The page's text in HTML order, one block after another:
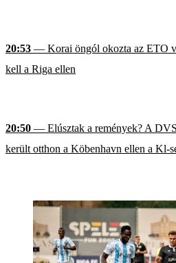
20:53 — Korai öngól okozta az ETO
kell a Riga ellen
20:50 — Elúsztak a remények? A
került otthon a Köbenhavn ellen a Kl-